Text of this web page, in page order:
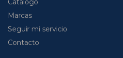
Catálogo
Marcas
Seguir mi servicio
Contacto